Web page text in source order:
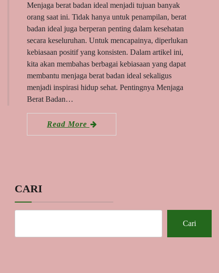
Menjaga berat badan ideal menjadi tujuan banyak
orang saat ini. Tidak hanya untuk penampilan, berat
badan ideal juga berperan penting dalam kesehatan
secara keseluruhan. Untuk mencapainya, diperlukan
kebiasaan positif yang konsisten. Dalam artikel ini,
kita akan membahas berbagai kebiasaan yang dapat
membantu menjaga berat badan ideal sekaligus
menjadi inspirasi hidup sehat. Pentingnya Menjaga
Berat Badan…
Read More
CARI
Cari